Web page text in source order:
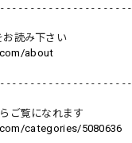
- - - - - - - - - - - - - - - - - - - -
読み下さい
about
- - - - - - - - - - - - - - - - - - - -
ご覧になれます
categories/5080636